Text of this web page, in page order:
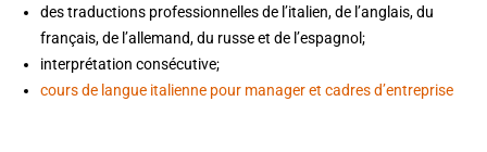
des traductions professionnelles de l’italien, de l’anglais, du
français, de l’allemand, du russe et de l’espagnol;
interprétation consécutive;
cours de langue italienne pour manager et cadres d’entreprise